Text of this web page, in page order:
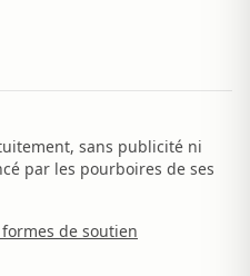
sans publicité ni
par les pourboires de ses
de soutien